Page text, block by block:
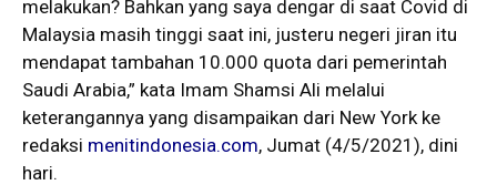
melakukan? Bahkan yang saya dengar di saat Covid di
Malaysia masih tinggi saat ini, justeru negeri jiran itu
mendapat tambahan 10.000 quota dari pemerintah
Saudi Arabia,” kata Imam Shamsi Ali melalui
keterangannya yang disampaikan dari New York ke
redaksi menitindonesia.com, Jumat (4/5/2021), dini
hari.